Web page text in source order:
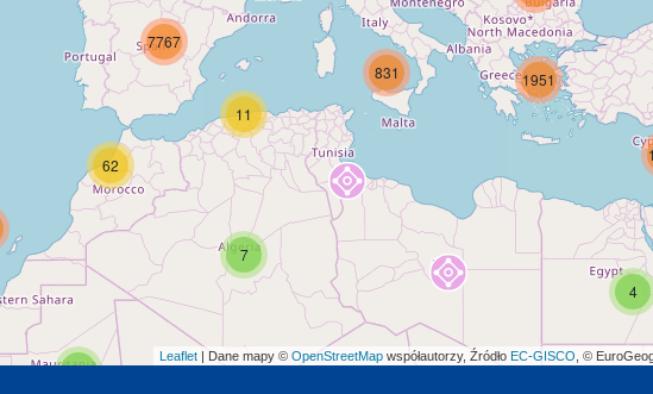
2
7
11
62
7767
831
4
1951
Leaflet | Dane mapy © OpenStreetMap współautorzy, Źródło EC-GISCO , ©